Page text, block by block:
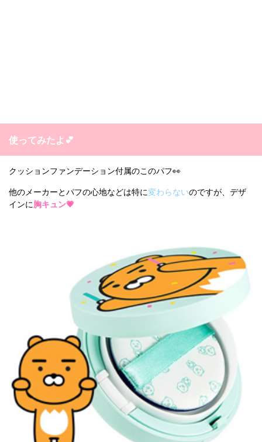
使ってみたよ💕
クッションファンデーション付属のこのパフ👀
他のメーカーとパフの心地などは特に変わらないのですが、デザ
インに胸キュン💗